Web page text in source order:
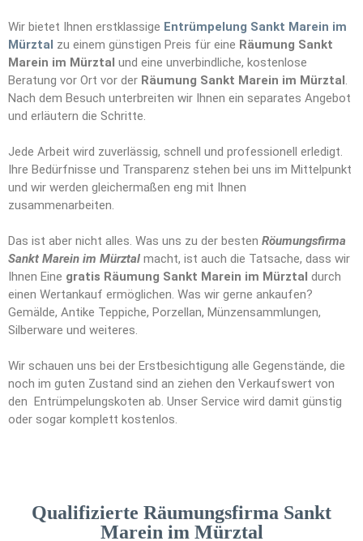
Wir bietet Ihnen erstklassige Entrümpelung Sankt Marein im
Mürztal zu einem günstigen Preis für eine Räumung Sankt
Marein im Mürztal und eine unverbindliche, kostenlose
Beratung vor Ort vor der Räumung Sankt Marein im Mürztal .
Nach dem Besuch unterbreiten wir Ihnen ein separates Angebot
und erläutern die Schritte.
Jede Arbeit wird zuverlässig, schnell und professionell erledigt.
Ihre Bedürfnisse und Transparenz stehen bei uns im Mittelpunkt
und wir werden gleichermaßen eng mit Ihnen
zusammenarbeiten.
Das ist aber nicht alles. Was uns zu der besten Röumungsfirma
Sankt Marein im Mürztal macht, ist auch die Tatsache, dass wir
Ihnen Eine gratis Räumung Sankt Marein im Mürztal durch
einen Wertankauf ermöglichen. Was wir gerne ankaufen?
Gemälde, Antike Teppiche, Porzellan, Münzensammlungen,
Silberware und weiteres.
Wir schauen uns bei der Erstbesichtigung alle Gegenstände, die
noch im guten Zustand sind an ziehen den Verkaufswert von
den Entrümpelungskoten ab. Unser Service wird damit günstig
oder sogar komplett kostenlos.
Qualifizierte Räumungsfirma Sankt
Marein im Mürztal